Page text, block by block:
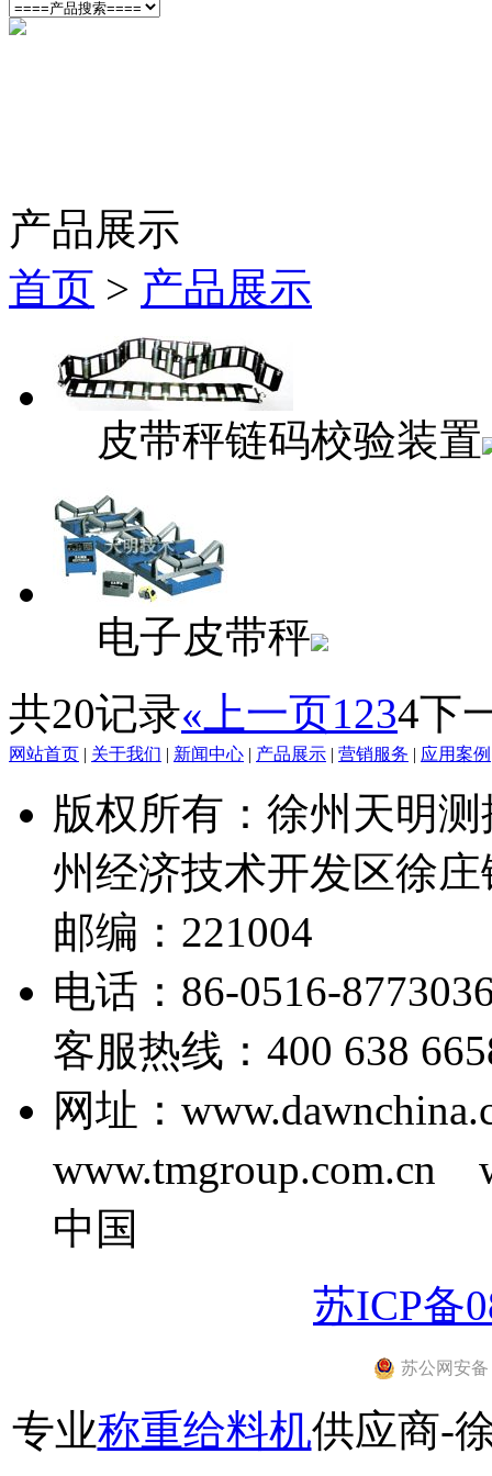
产品展示
首页 > 产品展示
皮带秤链码校验装置
电子皮带秤
共20记录«上一页1234下
网站首页 | 关于我们 | 新闻中心 | 产品展示 | 营销服务 | 应用案例
版权所有：徐州天明
州经济技术开发区徐
邮编：221004
电话：86-0516-
客服热线：400 638
网址：
www.tmgroup.com.cn
中国
苏ICP备
苏公网安备
专业称重给料机供应商-